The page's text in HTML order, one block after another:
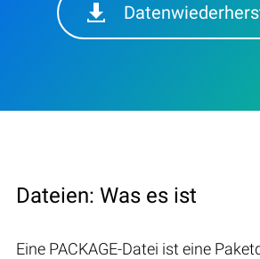
Dateien: Was es ist
Eine PACKAGE-Datei ist eine